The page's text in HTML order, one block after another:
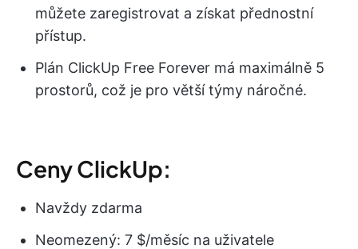
můžete zaregistrovat a získat přednostní
přístup.
Plán ClickUp Free Forever má maximálně 5
prostorů, což je pro větší týmy náročné.
Ceny ClickUp:
Navždy zdarma
Neomezený: 7 $/měsíc na uživatele